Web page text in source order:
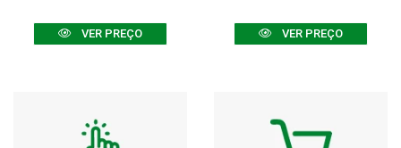
VER PREÇO VER PREÇO